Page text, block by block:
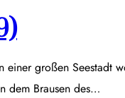
großen Seestadt
dem Brausen des…